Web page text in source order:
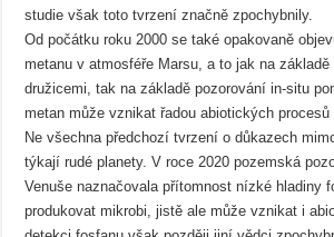
studie však toto tvrzení značně zpochybnily.
Od počátku roku 2000 se také opakovaně
metanu v atmosféře Marsu, a to jak na
družicemi, tak na základě pozorování in-situ
metan může vznikat řadou abiotických procesů
Ne všechna předchozí tvrzení o důkazech
týkají rudé planety. V roce 2020 pozemská
Venuše naznačovala přítomnost nízké hladiny
produkovat mikrobi, jistě ale může vznikat i